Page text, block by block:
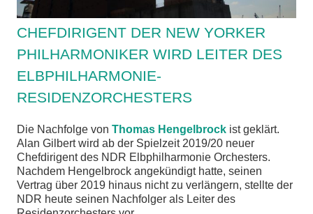
CHEFDIRIGENT DER NEW YORKER
PHILHARMONIKER WIRD LEITER DES
ELBPHILHARMONIE-
RESIDENZORCHESTERS
Die Nachfolge von Thomas Hengelbrock ist geklärt.
Alan Gilbert wird ab der Spielzeit 2019/20 neuer
Chefdirigent des NDR Elbphilharmonie Orchesters.
Nachdem Hengelbrock angekündigt hatte, seinen
Vertrag über 2019 hinaus nicht zu verlängern, stellte der
NDR heute seinen Nachfolger als Leiter des